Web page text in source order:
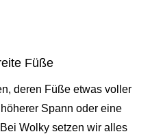
Füße
deren Füße etwas voller
Spann oder eine
Wolky setzen wir alles